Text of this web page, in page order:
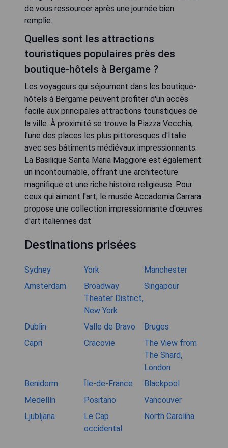
de vous ressourcer après une journée bien
remplie.
Quelles sont les attractions
touristiques populaires près des
boutique-hôtels à Bergame ?
Les voyageurs qui séjournent dans les boutique-
hôtels à Bergame peuvent profiter d'un accès
facile aux principales attractions touristiques de
la ville. À proximité se trouve la Piazza Vecchia,
l'une des places les plus pittoresques d'Italie
avec ses bâtiments médiévaux impressionnants.
La Basilique Santa Maria Maggiore est également
un incontournable, offrant une architecture
magnifique et une riche histoire religieuse. Pour
ceux qui aiment l'art, le musée Accademia Carrara
propose une collection impressionnante d'œuvres
d'art italiennes dat
Destinations prisées
Sydney York
Manchester
Amsterdam
Broadway
Theater District,
New York
Singapour
Dublin Valle de Bravo
Bruges
Capri
Cracovie
The View from
The Shard,
London
Benidorm
Île-de-France
Blackpool
Medellín
Positano
Vancouver
Ljubljana
Le Cap
occidental
North Carolina